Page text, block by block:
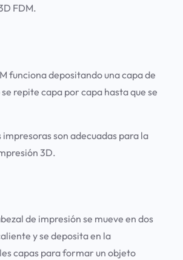
FDM.
funciona depositando una capa de
repite capa por capa hasta que se
son adecuadas para la
3D.
de impresión se mueve en dos
y se deposita en la
capas para formar un objeto